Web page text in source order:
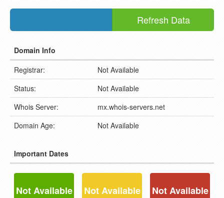
Domain Info
Registrar:
Not Available
Status:
Not Available
Whois Server:
mx.whois-servers.net
Domain Age:
Not Available
Important Dates
Not Available Not Available Not Available